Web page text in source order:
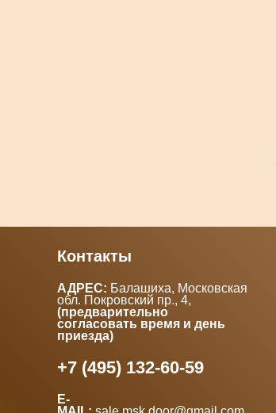
Контакты
АДРЕС: Балашиха, Московская
обл. Покровский пр., 4,
(предварительно
согласовать время и день
приезда)
+7 (495) 132-60-59
E-